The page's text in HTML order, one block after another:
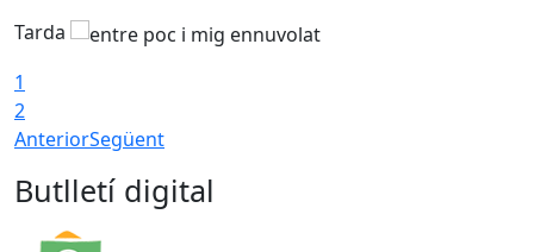
Tarda
1
2
AnteriorSegüent
Butlletí digital